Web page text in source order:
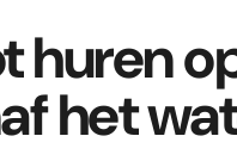
Bommelerwaard
Biesbosch
huren
het